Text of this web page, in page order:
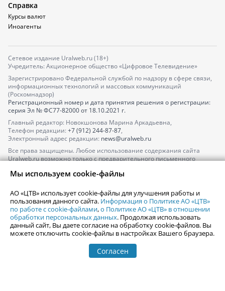
Справка
Курсы валют
Иноагенты
Сетевое издание Uralweb.ru (18+)
Учредитель: Акционерное общество «Цифровое Телевидение»
Зарегистрировано Федеральной службой по надзору в сфере связи,
информационных технологий и массовых коммуникаций
(Роскомнадзор)
Регистрационный номер и дата принятия решения о регистрации:
серия Эл № ФС77-82000от 18.10.2021 г.
Главный редактор: Новокшонова Марина Аркадьевна,
Телефон редакции: +7 (912) 244-87-87,
Электронный адрес редакции: news@uralweb.ru
Все права защищены. Любое использование содержания сайта
Uralweb.ru возможно только с предварительного письменного
По вопросам размещения рекламы обращайтесь по тел.
По вопросам размещения информации в разделе «Афиша»
afisha@uralweb.ru
Пользовательское соглашение на использование сайта
Политика АО «ЦТВ» в отношении обработки персональных данных
Мы используем cookie-файлы
АО «ЦТВ» использует cookie-файлы для улучшения работы и
пользования данного сайта. Информация о Политике АО «ЦТВ»
по работе с cookie-файлами,о Политике АО «ЦТВ» в отношении
обработки персональных данных. Продолжая использовать
данный сайт, Вы даете согласие на обработку cookie-файлов. Вы
можете отключить cookie-файлы в настройках Вашего браузера.
Согласен